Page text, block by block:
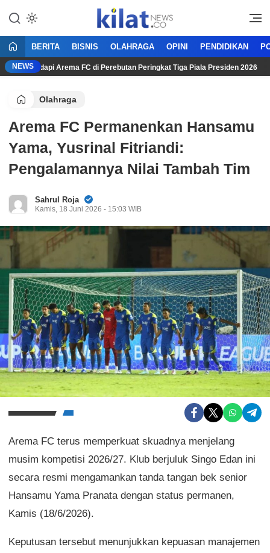
KilatNews.co
Mencerdaskan Anak Bangsa
BERITA BISNIS OLAHRAGA OPINI PENDIDIKAN
NEWS
Hadapi Arema FC di Perebutan Peringkat Tiga Piala Presiden 2026
Olahraga
Arema FC Permanenkan Hansamu
Yama, Yusrinal Fitriandi:
Pengalamannya Nilai Tambah Tim
Sahrul Roja
Kamis, 18 Juni 2026 - 15:03 WIB
Arema FC terus memperkuat skuadnya menjelang
musim kompetisi 2026/27. Klub berjuluk Singo Edan ini
secara resmi mengamankan tanda tangan bek senior
Hansamu Yama Pranata dengan status permanen,
Kamis (18/6/2026).
Keputusan tersebut menunjukkan kepuasan manajemen